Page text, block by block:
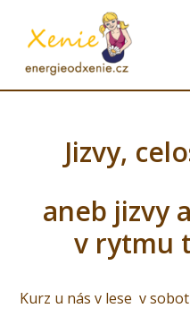
Jizvy,
aneb jizvy
v rytmu
Kurz u nás v lese v